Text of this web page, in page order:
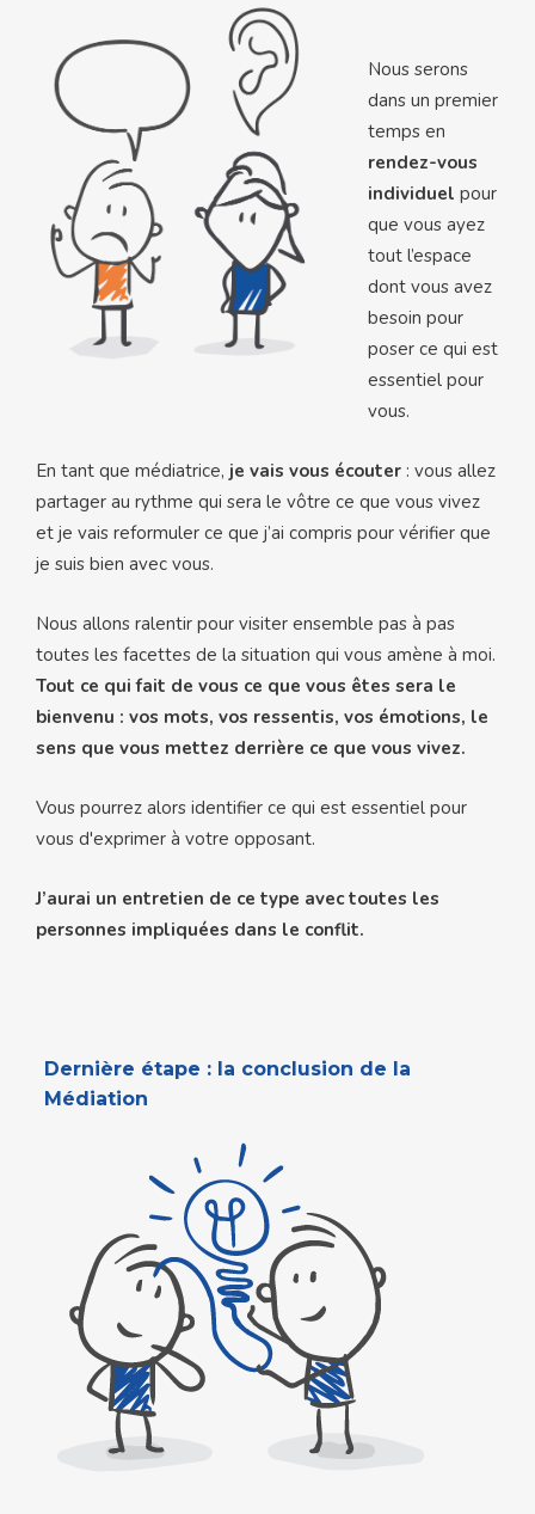
Nous serons
dans un premier
temps en
rendez-vous
individuel pour
que vous ayez
tout l’espace
dont vous avez
besoin pour
poser ce qui est
essentiel pour
vous.
En tant que médiatrice, je vais vous écouter : vous allez
partager au rythme qui sera le vôtre ce que vous vivez
et je vais reformuler ce que j’ai compris pour vérifier que
je suis bien avec vous.
Nous allons ralentir pour visiter ensemble pas à pas
toutes les facettes de la situation qui vous amène à moi.
Tout ce qui fait de vous ce que vous êtes sera le
bienvenu : vos mots, vos ressentis, vos émotions, le
sens que vous mettez derrière ce que vous vivez.
Vous pourrez alors identifier ce qui est essentiel pour
vous d'exprimer à votre opposant.
J’aurai un entretien de ce type avec toutes les
personnes impliquées dans le conflit.
Dernière étape : la conclusion de la
Médiation